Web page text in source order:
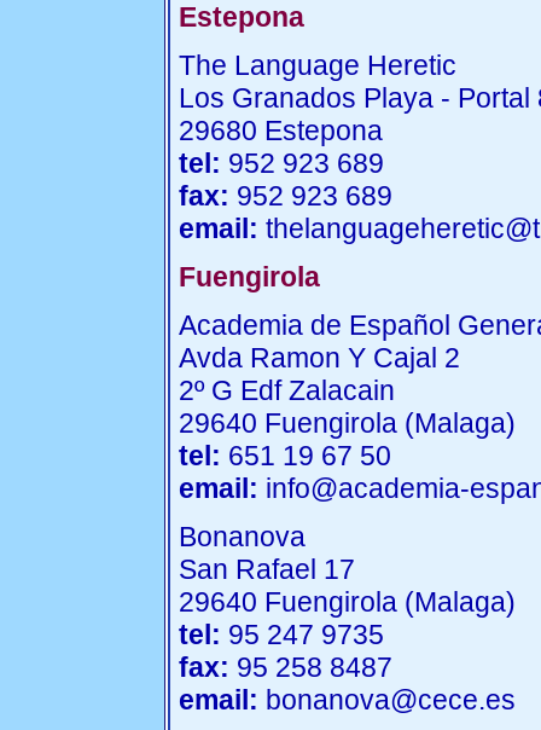
Estepona
The Language Heretic
Los Granados Playa - Portal
29680 Estepona
tel: 952 923 689
fax: 952 923 689
email:
Fuengirola
Academia de Español
Avda Ramon Y Cajal 2
2º G Edf Zalacain
29640 Fuengirola (Malaga)
tel: 651 19 67 50
email: info@academia-
Bonanova
San Rafael 17
29640 Fuengirola (Malaga)
tel: 95 247 9735
fax: 95 258 8487
email: bonanova@cece.es